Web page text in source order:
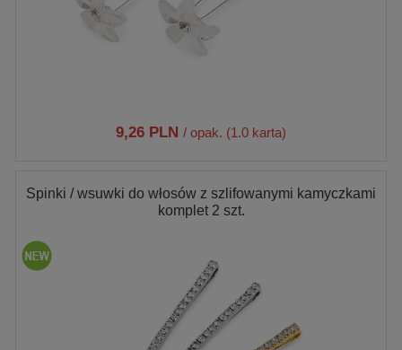
9,26 PLN / opak. (1.0 karta)
Spinki / wsuwki do włosów z szlifowanymi kamyczkami
komplet 2 szt.